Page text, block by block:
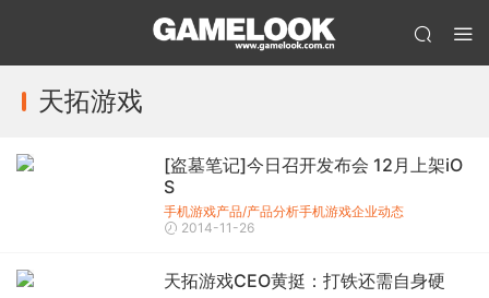
天拓游戏
[盗墓笔记]今日召开发布会 12月上架iO
S
手机游戏产品/产品分析手机游戏企业动态
2014-11-26
天拓游戏CEO黄挺：打铁还需自身硬